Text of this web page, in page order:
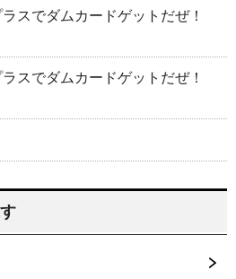
スでダムカードゲットだぜ！
スでダムカードゲットだぜ！